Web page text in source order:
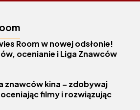
Room w nowej odsłonie!
ocenianie i Liga Znawców
znawców kina – zdobywaj
filmy i rozwiązując